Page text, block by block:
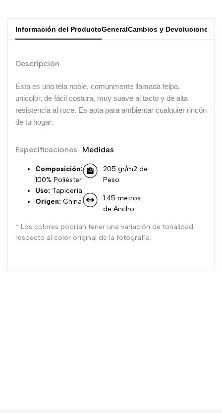
Información del ProductoGeneralCambios y Devoluciones
Descripción
Esta es una tela noble, comúnmente llamada felpa,
unicolor, de fácil costura, muy suave al tacto y de alta
resistencia al roce. Es apta para ambientar cualquier rincón
de tu hogar.
Especificaciones
Composición:
100% Poliéster
Uso: Tapicería
Origen: China
Medidas
205 gr/m2 de
Peso
1.45 metros
de Ancho
* Los colores podrían tener una variación de tonalidad
respecto al color original de la fotografía.